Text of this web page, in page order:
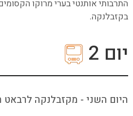
התרבותי אותנטי בערי מרוקו
בקזבלנקה.
יום 2
היום השני - מקזבלנקה לרבאט